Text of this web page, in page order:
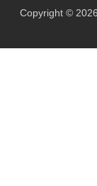
Copyright ©